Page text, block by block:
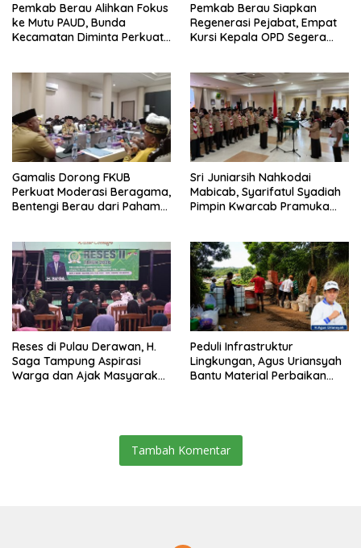
Pemkab Berau Alihkan Fokus
ke Mutu PAUD, Bunda
Kecamatan Diminta Perkuat
Pemkab Berau Siapkan
Regenerasi Pejabat, Empat
Kursi Kepala OPD Segera
Gamalis Dorong FKUB
Perkuat Moderasi Beragama,
Bentengi Berau dari Paham
Sri Juniarsih Nahkodai
Mabicab, Syarifatul Syadiah
Pimpin Kwarcab Pramuka
Reses di Pulau Derawan, H.
Saga Tampung Aspirasi
Warga dan Ajak Masyarakat
Peduli Infrastruktur
Lingkungan, Agus Uriansyah
Bantu Material Perbaikan
Tambah Komentar